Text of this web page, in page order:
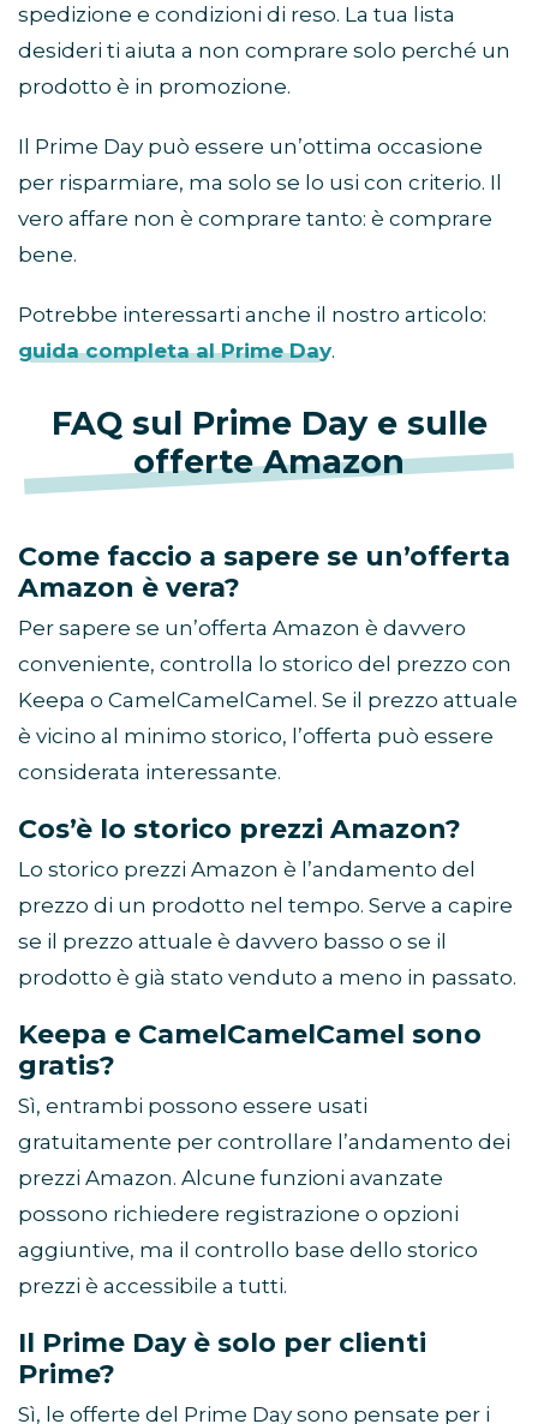
spedizione e condizioni di reso. La tua lista
desideri ti aiuta a non comprare solo perché un
prodotto è in promozione.
Il Prime Day può essere un’ottima occasione
per risparmiare, ma solo se lo usi con criterio. Il
vero affare non è comprare tanto: è comprare
bene.
Potrebbe interessarti anche il nostro articolo:
guida completa al Prime Day.
FAQ sul Prime Day e sulle
offerte Amazon
Come faccio a sapere se un’offerta
Amazon è vera?
Per sapere se un’offerta Amazon è davvero
conveniente, controlla lo storico del prezzo con
Keepa o CamelCamelCamel. Se il prezzo attuale
è vicino al minimo storico, l’offerta può essere
considerata interessante.
Cos’è lo storico prezzi Amazon?
Lo storico prezzi Amazon è l’andamento del
prezzo di un prodotto nel tempo. Serve a capire
se il prezzo attuale è davvero basso o se il
prodotto è già stato venduto a meno in passato.
Keepa e CamelCamelCamel sono
gratis?
Sì, entrambi possono essere usati
gratuitamente per controllare l’andamento dei
prezzi Amazon. Alcune funzioni avanzate
possono richiedere registrazione o opzioni
aggiuntive, ma il controllo base dello storico
prezzi è accessibile a tutti.
Il Prime Day è solo per clienti
Prime?
Sì, le offerte del Prime Day sono pensate per i